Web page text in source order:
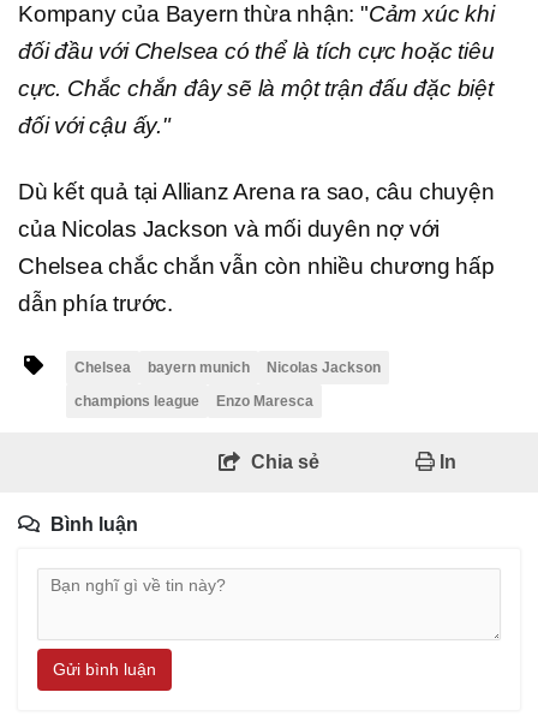
Kompany của Bayern thừa nhận: "Cảm xúc khi
đối đầu với Chelsea có thể là tích cực hoặc tiêu
cực. Chắc chắn đây sẽ là một trận đấu đặc biệt
đối với cậu ấy."
Dù kết quả tại Allianz Arena ra sao, câu chuyện
của Nicolas Jackson và mối duyên nợ với
Chelsea chắc chắn vẫn còn nhiều chương hấp
dẫn phía trước.
Chelsea bayern munich
Nicolas Jackson
champions league
Enzo Maresca
Chia sẻ In
Bình luận
Gửi bình luận